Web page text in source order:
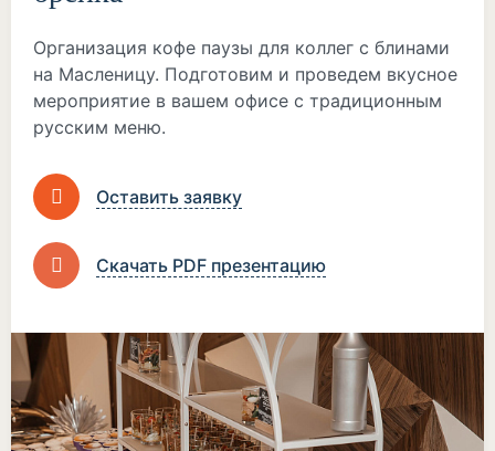
Организация кофе паузы для коллег с блинами
на Масленицу. Подготовим и проведем вкусное
мероприятие в вашем офисе с традиционным
русским меню.
Оставить заявку
Скачать PDF презентацию